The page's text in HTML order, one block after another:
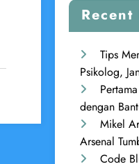
Recent
Tips
Psikolog,
dengan
Mikel
Arsenal
Code